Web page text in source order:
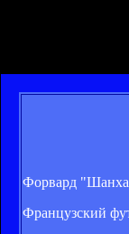
Форвард
Французский